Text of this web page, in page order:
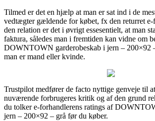
Tilmed er det en hjælp at man er sat ind i de
vedtægter gældende for købet, fx den returret e-
den relation er det i øvrigt essesentielt, at man
faktura, således man i fremtiden kan vidne om
DOWNTOWN garderobeskab i jern – 200×92
man er mand eller kvinde.
Trustpilot medfører de facto nyttige genveje til
nuværende forbrugeres kritik og af den grund
du tolker e-forhandlerens ratings af
jern – 200×92 – grå før du køber.